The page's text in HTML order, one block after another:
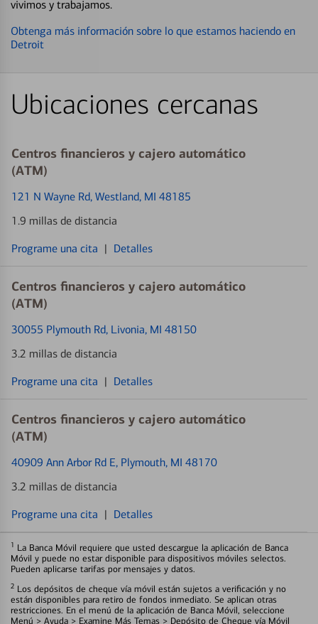
vivimos y trabajamos.
Obtenga más información sobre lo que estamos haciendo en
Detroit
Ubicaciones cercanas
Centros financieros y cajero automático
(ATM)
121 N Wayne Rd, Westland, MI 48185
1.9 millas de distancia
Programe una cita | Detalles
Centros financieros y cajero automático
(ATM)
30055 Plymouth Rd, Livonia, MI 48150
3.2 millas de distancia
Programe una cita | Detalles
Centros financieros y cajero automático
(ATM)
40909 Ann Arbor Rd E, Plymouth, MI 48170
3.2 millas de distancia
Programe una cita | Detalles
1 La Banca Móvil requiere que usted descargue la aplicación de Banca
Móvil y puede no estar disponible para dispositivos móviles selectos.
Pueden aplicarse tarifas por mensajes y datos.
2 Los depósitos de cheque vía móvil están sujetos a verificación y no
están disponibles para retiro de fondos inmediato. Se aplican otras
restricciones. En el menú de la aplicación de Banca Móvil, seleccione
Menú > Ayuda > Examine Más Temas > Depósito de Cheque vía Móvil